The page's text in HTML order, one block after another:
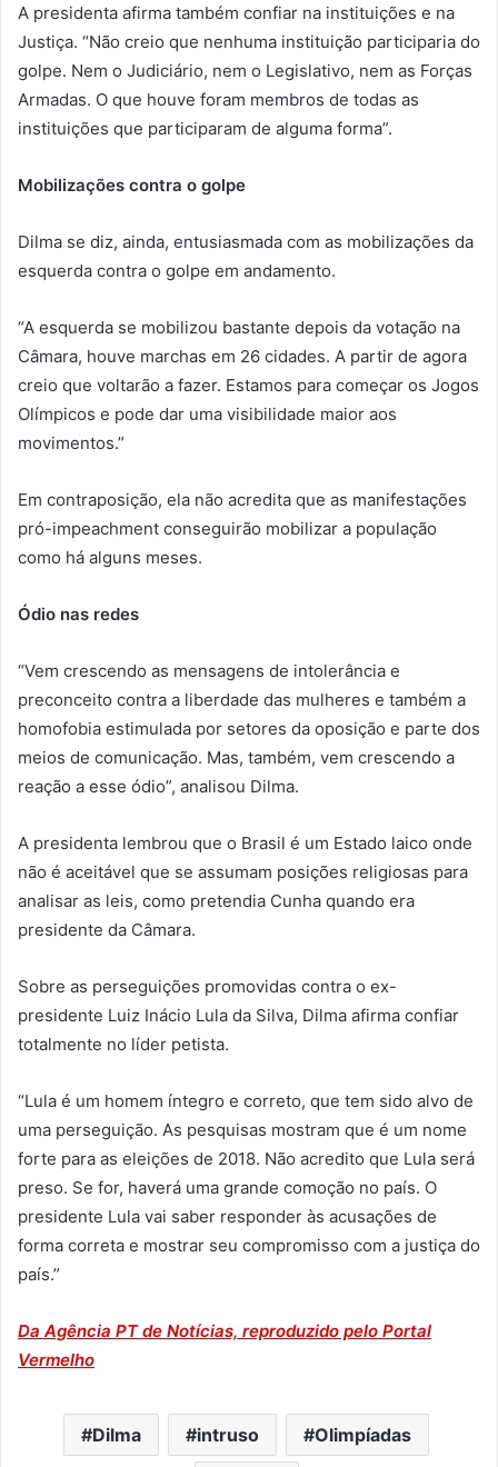
A presidenta afirma também confiar na instituições e na
Justiça. “Não creio que nenhuma instituição participaria do
golpe. Nem o Judiciário, nem o Legislativo, nem as Forças
Armadas. O que houve foram membros de todas as
instituições que participaram de alguma forma”.
Mobilizações contra o golpe
Dilma se diz, ainda, entusiasmada com as mobilizações da
esquerda contra o golpe em andamento.
“A esquerda se mobilizou bastante depois da votação na
Câmara, houve marchas em 26 cidades. A partir de agora
creio que voltarão a fazer. Estamos para começar os Jogos
Olímpicos e pode dar uma visibilidade maior aos
movimentos.”
Em contraposição, ela não acredita que as manifestações
pró-impeachment conseguirão mobilizar a população
como há alguns meses.
Ódio nas redes
“Vem crescendo as mensagens de intolerância e
preconceito contra a liberdade das mulheres e também a
homofobia estimulada por setores da oposição e parte dos
meios de comunicação. Mas, também, vem crescendo a
reação a esse ódio”, analisou Dilma.
A presidenta lembrou que o Brasil é um Estado laico onde
não é aceitável que se assumam posições religiosas para
analisar as leis, como pretendia Cunha quando era
presidente da Câmara.
Sobre as perseguições promovidas contra o ex-
presidente Luiz Inácio Lula da Silva, Dilma afirma confiar
totalmente no líder petista.
“Lula é um homem íntegro e correto, que tem sido alvo de
uma perseguição. As pesquisas mostram que é um nome
forte para as eleições de 2018. Não acredito que Lula será
preso. Se for, haverá uma grande comoção no país. O
presidente Lula vai saber responder às acusações de
forma correta e mostrar seu compromisso com a justiça do
país.”
Da Agência PT de Notícias, reproduzido pelo Portal
Vermelho
Dilma intruso Olimpíadas